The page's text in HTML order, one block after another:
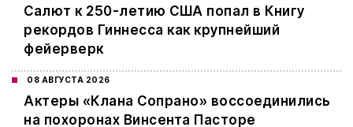
Салют к 250-летию США попал в Книгу
рекордов Гиннесса как крупнейший
фейерверк
08 АВГУСТА 2026
Актеры «Клана Сопрано» воссоединились
на похоронах Винсента Пасторе